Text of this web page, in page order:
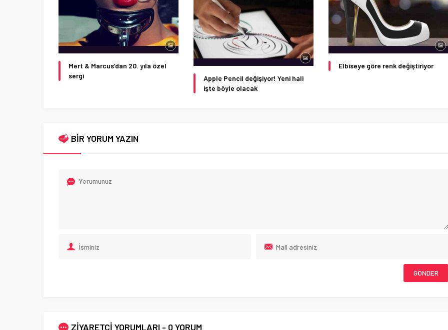
Mert & Marcus’dan 20. yıla özel
sergi
Apple Pencil değişiyor! Yeni hali
işte böyle olacak
Elbiseye göre renk değiştiriyor
BİR YORUM YAZIN
ZİYARETÇİ YORUMLARI - 0 YORUM